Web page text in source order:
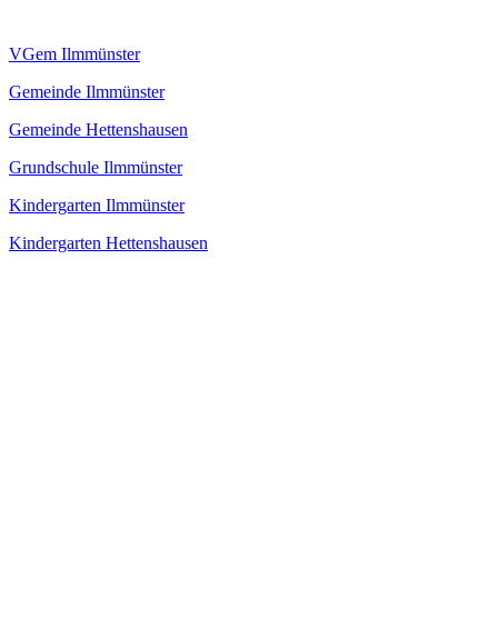
VGem Ilmmünster
Gemeinde Ilmmünster
Gemeinde Hettenshausen
Grundschule Ilmmünster
Kindergarten Ilmmünster
Kindergarten Hettenshausen